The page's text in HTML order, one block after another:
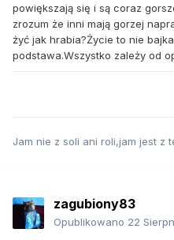
powiększają się i są coraz
zrozum że inni mają gorzej
żyć jak hrabia?Życie to nie
podstawa.Wszystko zależy od
Jam nie z soli ani roli,jam jest z
zagubiony83
Opublikowano 22